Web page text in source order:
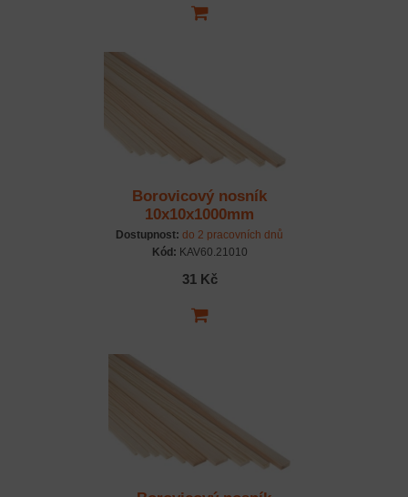
Borovicový nosník
10x10x1000mm
Dostupnost: do 2 pracovních dnů
Kód: KAV60.21010
31 Kč